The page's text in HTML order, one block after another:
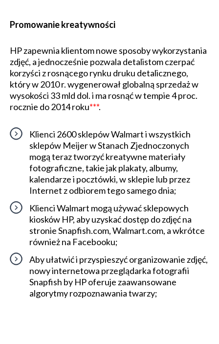
Promowanie kreatywności
HP zapewnia klientom nowe sposoby wykorzystania
zdjęć, a jednocześnie pozwala detalistom czerpać
korzyści z rosnącego rynku druku detalicznego,
który w 2010 r. wygenerował globalną sprzedaż w
wysokości 33 mld dol. i ma rosnąć w tempie 4 proc.
rocznie do 2014 roku***.
Klienci 2600 sklepów Walmart i wszystkich
sklepów Meijer w Stanach Zjednoczonych
mogą teraz tworzyć kreatywne materiały
fotograficzne, takie jak plakaty, albumy,
kalendarze i pocztówki, w sklepie lub przez
Internet z odbiorem tego samego dnia;
Klienci Walmart mogą używać sklepowych
kiosków HP, aby uzyskać dostęp do zdjęć na
stronie Snapfish.com, Walmart.com, a wkrótce
również na Facebooku;
Aby ułatwić i przyspieszyć organizowanie zdjęć,
nowy internetowa przeglądarka fotografii
Snapfish by HP oferuje zaawansowane
algorytmy rozpoznawania twarzy;